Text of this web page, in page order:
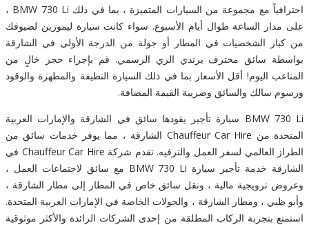
احترافياً مع مجموعة من السيارات المتميزة ، بما في ذلك BMW 730 Li ،
على مدار الساعة طوال أيام الأسبوع. سواء كانت سيارة ليموزين لضيوفك
من كبار الشخصيات في المطار أو جولة من الدرجة الأولى في الشارقة
بواسطة سائق محترف يرتدي الزي الرسمي. قم بإجراء حجز خالٍ من
المتاعب اليوم! أقل الأسعار بما في ذلك السيارة النظيفة والمطهرة والوقود
ورسوم سالك والسائق وضريبة القيمة المضافة.
BMW 730 Li سيارة تأجير يقودها سائق في الشارقة والإمارات العربية
المتحدة من Chauffeur Car Hire الشارقة ، مما يوفر خدمات سائق من
الطراز العالمي لسفر العمل والترفيه. تقدم شركة Chauffeur Car Hire في
الشارقة خدمة تأجير سيارة BMW 730 Li مع سائق لاجتماعات العمل ،
وعروض ترويجية مالية ، ونقل سائق خاص في المطار إلى مطار الشارقة ،
وأبو ظبي ، ومطار الشارقة ، والجولات الخاصة في الإمارات العربية المتحدة.
استمتع بتجربة الركاب المطلقة من إحدى الشركات الرائدة والأكثر موثوقية